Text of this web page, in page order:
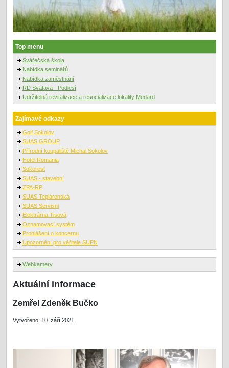
Top menu
Svářečská škola
Nabídka seminářů
Nabídka zaměstnání
RD Svatava - Podlesí
Udržitelná revitalizace a resocializace lokality Medard
Zajímavé odkazy
Golf Sokolov
SUAS GROUP
Přírodní koupaliště Michal Sokolov
Hotel Romania
Sokorest
SUAS - stavební
ZPA-RP
SUAS Teplárenská
SUAS Servisni
Elektrárna Tisová
Oznamovací systém
Prohlášení o koncernu
Upozornění pro věřitele SUPN
Webkamery
Aktuální informace
Zemřel Zdeněk Bučko
Vytvořeno: 10. září 2021